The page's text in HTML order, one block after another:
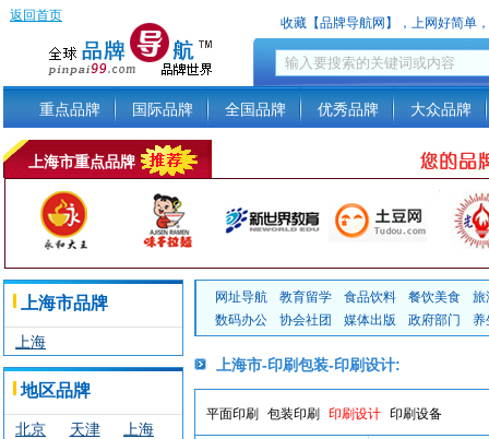
返回首页 收藏【品牌导航网】，上网好简单
重点品牌 国际品牌 全国品牌 优秀品牌 大众品牌
上海市重点品牌
上海市品牌
上海
地区品牌
北京 天津
上海
网址导航 教育留学 食品饮料 餐饮美食
旅
数码办公
协会社团 媒体出版 政府部门 养
上海市-印刷包装-印刷设计:
平面印刷 包装印刷 印刷设计 印刷设备